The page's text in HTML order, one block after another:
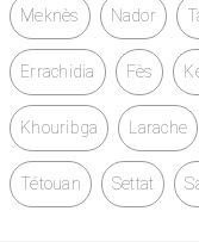
Meknès Nador
Errachidia Fès
Khouribga Larache
Tétouan Settat